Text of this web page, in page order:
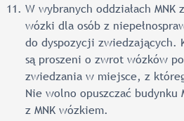
W wybranych oddziałach MNK
wózki dla osób z
do dyspozycji zwiedzających.
są proszeni o zwrot wózków
zwiedzania w miejsce, z
Nie wolno opuszczać budynku
z MNK wózkiem.